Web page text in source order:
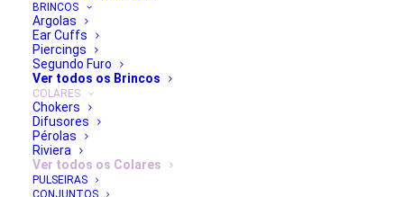
BRINCOS
Argolas
Ear Cuffs
Piercings
Segundo Furo
Ver todos os Brincos
COLARES
Chokers
Difusores
Pérolas
Riviera
Ver todos os Colares
PULSEIRAS
CONJUNTOS
ORDENAR POR PREÇO: MAIOR PARA MENOR